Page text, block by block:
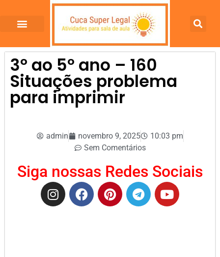
3º ao 5º ano – 160
Situações problema
para imprimir
admin novembro 9, 2025
10:03 pm
Sem Comentários
Siga nossas Redes Sociais